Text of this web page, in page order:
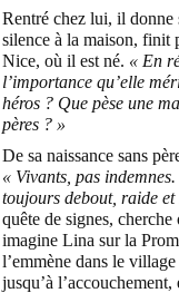
Rentré chez lui, il donne
silence à la maison, finit
Nice, où il est né. « En
l’importance qu’elle
héros ? Que pèse une
pères ? »
De sa naissance sans
« Vivants, pas
toujours debout, raide et
quête de signes,
imagine Lina sur la
l’emmène dans le
jusqu’à